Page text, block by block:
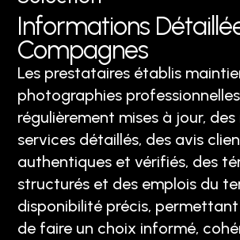
Informations
Compagnes
Les prestataires établis
photographies professionnelles
régulièrement mises à jour,
services détaillés, des avis
authentiques et vérifiés, des
structurés et des emplois du
disponibilité précis,
de faire un choix informé,